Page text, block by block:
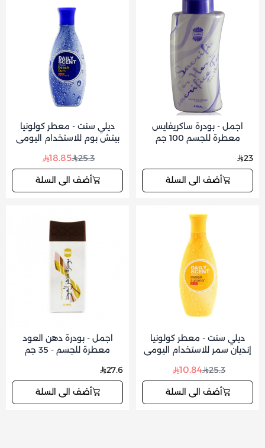
اجمل - بودرة ساكريفايس
معطرة للجسم 100 جم
23
أضف الى السلة
ديلي سنت - معطر كولونيا
بيتش بوم للاستخدام اليومي
25.3
18.85
أضف الى السلة
ديلي سنت - معطر كولونيا
إنديان سمر للاستخدام اليومي
25.3
10.84
أضف الى السلة
اجمل - بودرة دهن العود
معطرة للجسم - 35 جم
27.6
أضف الى السلة